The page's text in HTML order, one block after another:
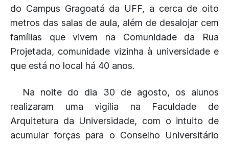
do Campus Gragoatá da UFF, a cerca de oito
metros das salas de aula, além de desalojar cem
famílias que vivem na Comunidade da Rua
Projetada, comunidade vizinha à universidade e
que está no local há 40 anos.
Na noite do dia 30 de agosto, os alunos
realizaram uma vigília na Faculdade de
Arquitetura da Universidade, com o intuito de
acumular forças para o Conselho Universitário